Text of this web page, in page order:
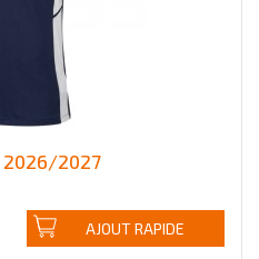
2027
AJOUT RAPIDE